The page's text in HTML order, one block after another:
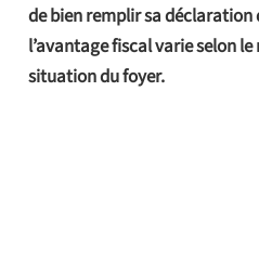
de bien remplir sa déclaration
l’avantage fiscal varie selon
situation du foyer.